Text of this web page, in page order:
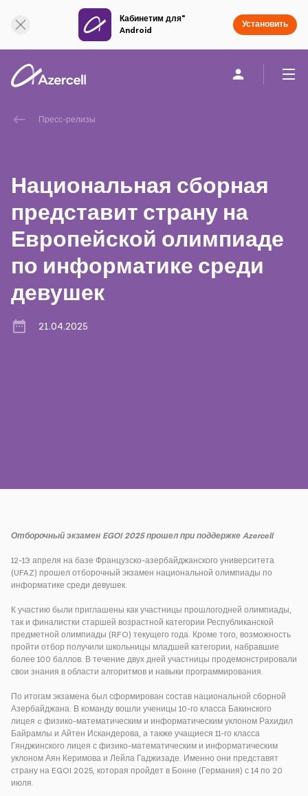
Кабинетим для"
Android
Установить
Частным клиентам
Социальная Ответственность
Устойчивое развитие
Карьера
Академия Azercell
Пресс-релизы
Национальная сборная
представит страну на
Европейской олимпиаде
по информатике среди
девушек
21.04.2025
Отборочный экзамен EGOI 2025 прошел при поддержке Azercell
12-13 апреля на базе Французско-азербайджанского университета
(UFAZ) прошел отборочный экзамен национальной олимпиады по
информатике среди девушек.
К участию были приглашены как участницы прошлогодней олимпиады,
так и финалистки старшей возрастной категории Республиканской
предметной олимпиады (RFO) текущего года. Кроме того, возможность
пройти отбор получили школьницы младшей категории, набравшие
более 100 баллов. В течение двух дней участницы продемонстрировали
свои знания в области алгоритмов и навыки программирования.
По итогам экзамена был сформирован состав национальной сборной
Азербайджана. В команду вошли ученицы 10-го класса Бакинского
лицея c физико-математическим и информатическим уклоном Рахидил
Байрамлы и Айтен Искандерова, а также учащиеся 11-го класса
Гянджинского лицея с физико-математическим и информатическим
уклоном Аян Керимова и Лейла Гаджизаде. Именно они представят
страну на EGOI 2025, которая пройдет в Бонне (Германия) с 14 по 20
июля.
Онлайн поддержка